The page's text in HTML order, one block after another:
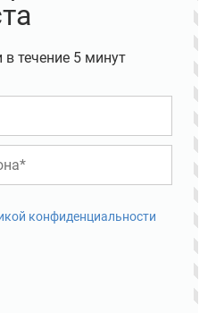
течение 5 минут
конфиденциальности